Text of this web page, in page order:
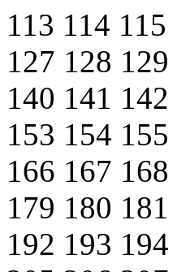
113 114 115
127 128 129
140 141 142
153 154 155
166 167 168
179 180 181
192 193 194